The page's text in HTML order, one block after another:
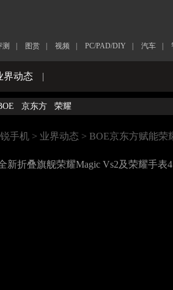
测 图赏 视频 PC/PAD/DIY 汽车
界动态 |
京东方 荣耀
手机 > 业界动态 > BOE京东方赋能荣